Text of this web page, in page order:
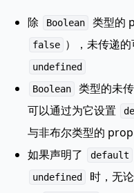
除
Boolean 类型的
false ），未传递
undefined
Boolean
类型的未
可以通过为它设置
与非布尔类型的
如果声明了
default
undefined
时，无